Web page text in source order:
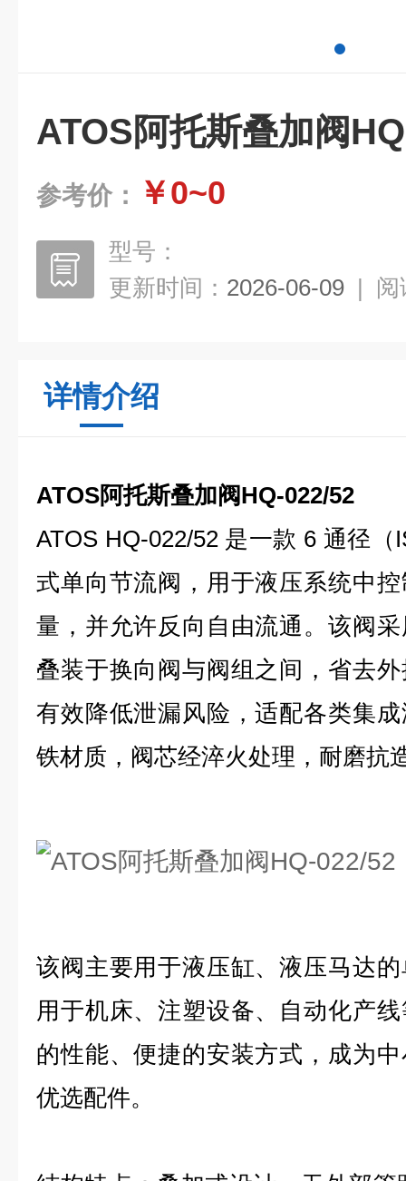
ATOS阿托斯叠加阀
参考价： ￥0~0
型号：
更新时间： 2026-06-09 | 阅
详情介绍
ATOS阿托斯叠加阀HQ-022/52
ATOS HQ-022/52 是一款 6 通径
式单向节流阀，用于液压系统中
量，并允许反向自由流通。该阀
叠装于换向阀与阀组之间，省去
有效降低泄漏风险，适配各类集
铁材质，阀芯经淬火处理，耐磨抗
该阀主要用于液压缸、液压马达
用于机床、注塑设备、自动化产
的性能、便捷的安装方式，成为
优选配件。‌‌